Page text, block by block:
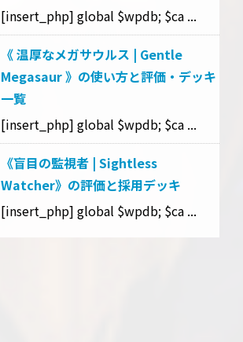
[insert_php] global $wpdb; $ca ...
《 温厚なメガサウルス | Gentle
Megasaur 》の使い方と評価・デッキ
一覧
[insert_php] global $wpdb; $ca ...
《盲目の監視者 | Sightless
Watcher》の評価と採用デッキ
[insert_php] global $wpdb; $ca ...